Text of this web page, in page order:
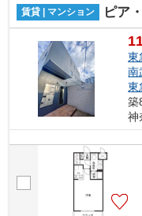
賃貸 | マンション ピア
東
南
東
築
神